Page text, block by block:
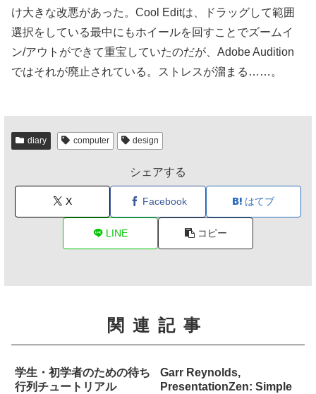
け大きな改悪があった。Cool Editは、ドラッグして範囲
選択をしている最中にもホイールを回すことでズームイ
ン/アウトができて重宝していたのだが、Adobe Audition
ではそれが廃止されている。ストレスが溜まる……。
diary computer design
シェアする
X Facebook はてブ
LINE コピー
関連記事
学生・初学者のための待ち
行列チュートリアル
Garr Reynolds,
PresentationZen: Simple